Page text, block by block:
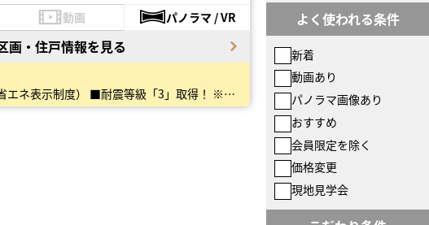
動画 パノラマ / VR
画・住戸情報を見る
■住宅性能評価書「建設・設計」W取得！ ■長期優良認定住宅（減税・控除） ■BELS（建築物省エネ表示制度） ■耐震等級「3」取得！ ※耐震等級「3」は住宅性能評価書の耐震性おいて最も優れた…
よく使われる条件
新着
動画あり
パノラマ画像あり
おすすめ
会員限定を除く
価格変更
現地見学会